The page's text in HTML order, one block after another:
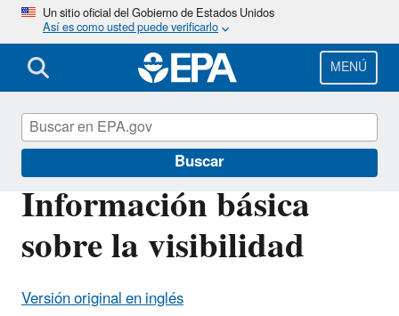
Pasar
al
contenido
principal
Un sitio oficial del Gobierno de Estados Unidos
Así es como usted puede verificarlo
MENÚ
Buscar
Información básica
sobre la visibilidad
Versión original en inglés
EPA en español